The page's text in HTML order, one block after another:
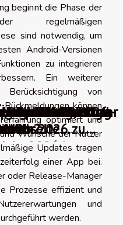
beginnt die Phase der
regelmäßigen
sind notwendig, um
Android-Versionen
zu integrieren
Ein weiterer
von
können
optimiert und
Wünsche der Nutzer
Updates tragen
einer App bei.
oder Release-Manager
Prozesse effizient und
und
werden.
um Ihr
Jahr 2026 zu
das Jahr 2026
in 2026
KI-
2026 in
Wie löst man
um über
Webseite
Welche
zur Auswahl
Webhosting-
für effektive
für Grafikdesign-